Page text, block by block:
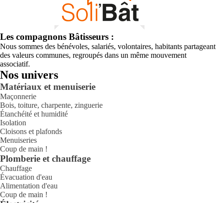
Les compagnons Bâtisseurs :
Nous sommes des bénévoles, salariés, volontaires, habitants partageant
des valeurs communes, regroupés dans un même mouvement
associatif.
Nos univers
Matériaux et menuiserie
Maçonnerie
Bois, toiture, charpente, zinguerie
Étanchéité et humidité
Isolation
Cloisons et plafonds
Menuiseries
Coup de main !
Plomberie et chauffage
Chauffage
Évacuation d'eau
Alimentation d'eau
Coup de main !